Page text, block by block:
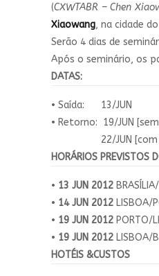
(CXWTABR – Chen
Xiaowang, na cidade
Serão 4 dias de
Após o seminário, os
DATAS:
• Saída: 13/JUN
• Retorno: 19/JUN
22/JUN [com
HORÁRIOS PREVISTOS
• 13 JUN 2012
• 14 JUN 2012 LISBOA/
• 19 JUN 2012 PORTO/
• 19 JUN 2012 LISBOA/
HOTÉIS &CUSTOS